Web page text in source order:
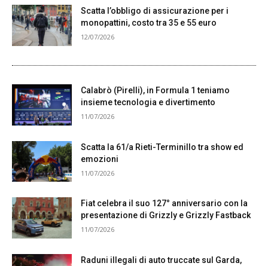
Scatta l’obbligo di assicurazione per i
monopattini, costo tra 35 e 55 euro
12/07/2026
Calabrò (Pirelli), in Formula 1 teniamo
insieme tecnologia e divertimento
11/07/2026
Scatta la 61/a Rieti-Terminillo tra show ed
emozioni
11/07/2026
Fiat celebra il suo 127° anniversario con la
presentazione di Grizzly e Grizzly Fastback
11/07/2026
Raduni illegali di auto truccate sul Garda,